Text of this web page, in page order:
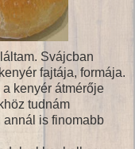
Svájcban
fajtája, formája.
kenyér átmérője
tudnám
annál is finomabb